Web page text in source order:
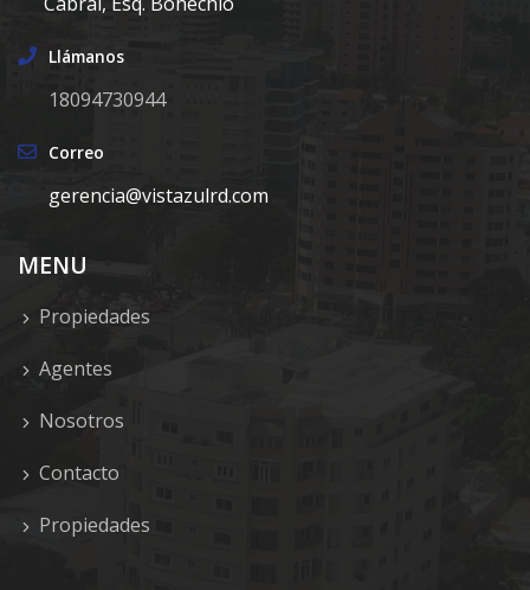
Llámanos
18094730944
Correo
gerencia@vistazulrd.com
MENU
Propiedades
Agentes
Nosotros
Contacto
Propiedades